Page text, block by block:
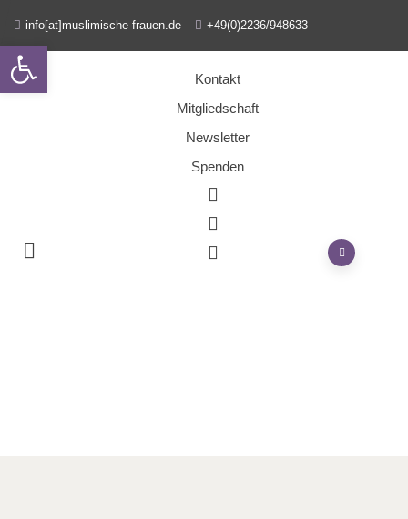
info[at]muslimische-frauen.de +49(0)2236/948633
Kontakt
Mitgliedschaft
Newsletter
Spenden
Open toolbar